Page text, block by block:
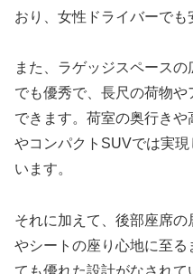
おり、女性ドライバーでも
また、ラゲッジスペース
でも優秀で、長尺の荷物
できます。荷室の奥行き
やコンパクトSUVでは実
います。
それに加えて、後部座席
やシートの座り心地に至
ても優れた設計がなされて